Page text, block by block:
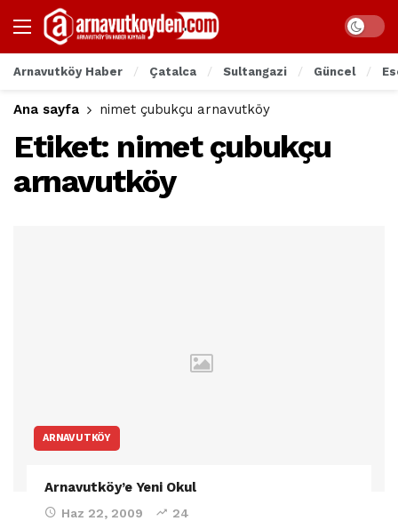
Arnavutköy Haber Çatalca Sultangazi Güncel
Ana sayfa nimet çubukçu arnavutköy
Etiket: nimet çubukçu
arnavutköy
ARNAVUTKÖY
Arnavutköy’e Yeni Okul
Haz 22, 2009 24